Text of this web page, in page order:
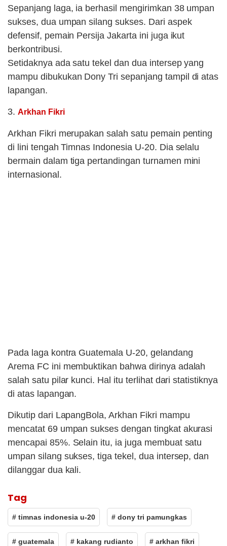
Sepanjang laga, ia berhasil mengirimkan 38 umpan
sukses, dua umpan silang sukses. Dari aspek
defensif, pemain Persija Jakarta ini juga ikut
berkontribusi.
Setidaknya ada satu tekel dan dua intersep yang
mampu dibukukan Dony Tri sepanjang tampil di atas
lapangan.
3. Arkhan Fikri
Arkhan Fikri merupakan salah satu pemain penting
di lini tengah Timnas Indonesia U-20. Dia selalu
bermain dalam tiga pertandingan turnamen mini
internasional.
Pada laga kontra Guatemala U-20, gelandang
Arema FC ini membuktikan bahwa dirinya adalah
salah satu pilar kunci. Hal itu terlihat dari statistiknya
di atas lapangan.
Dikutip dari LapangBola, Arkhan Fikri mampu
mencatat 69 umpan sukses dengan tingkat akurasi
mencapai 85%. Selain itu, ia juga membuat satu
umpan silang sukses, tiga tekel, dua intersep, dan
dilanggar dua kali.
Tag
# timnas indonesia u-20 # dony tri pamungkas
# guatemala # kakang rudianto # arkhan fikri